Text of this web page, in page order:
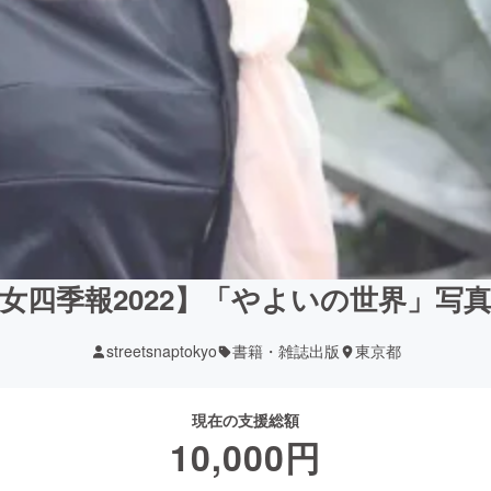
四季報2022】「やよいの世界」写
streetsnaptokyo 書籍・雑誌出版 東京都
現在の支援総額
10,000円